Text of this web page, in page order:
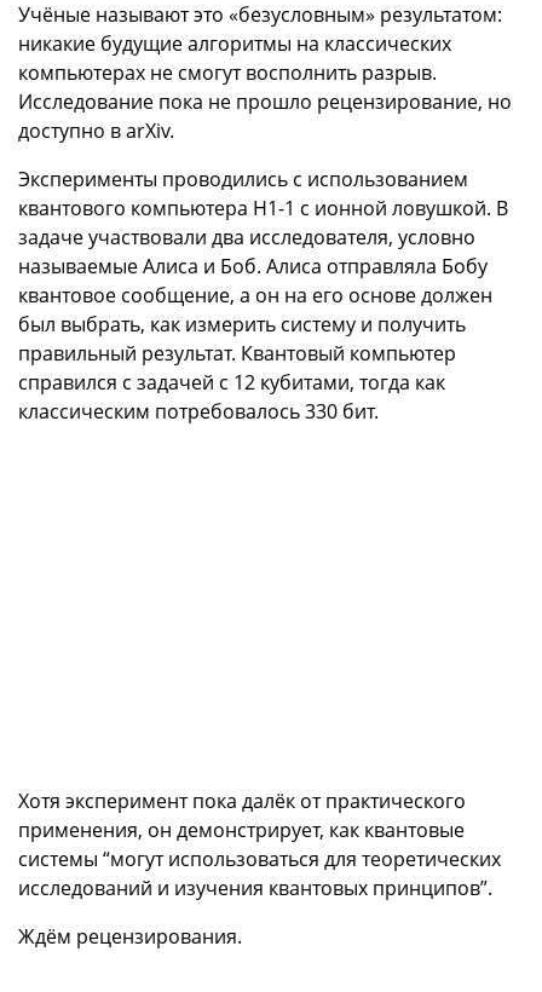
Учёные называют это «безусловным» результатом:
никакие будущие алгоритмы на классических
компьютерах не смогут восполнить разрыв.
Исследование пока не прошло рецензирование, но
доступно в arXiv.
Эксперименты проводились с использованием
квантового компьютера H1-1 с ионной ловушкой. В
задаче участвовали два исследователя, условно
называемые Алиса и Боб. Алиса отправляла Бобу
квантовое сообщение, а он на его основе должен
был выбрать, как измерить систему и получить
правильный результат. Квантовый компьютер
справился с задачей с 12 кубитами, тогда как
классическим потребовалось 330 бит.
Хотя эксперимент пока далёк от практического
применения, он демонстрирует, как квантовые
системы “могут использоваться для теоретических
исследований и изучения квантовых принципов”.
Ждём рецензирования.